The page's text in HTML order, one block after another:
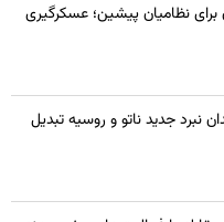
برای نظامیان پیشین؛ عسکرگیری
نبرد جدید ناتو و روسیه تبدیل